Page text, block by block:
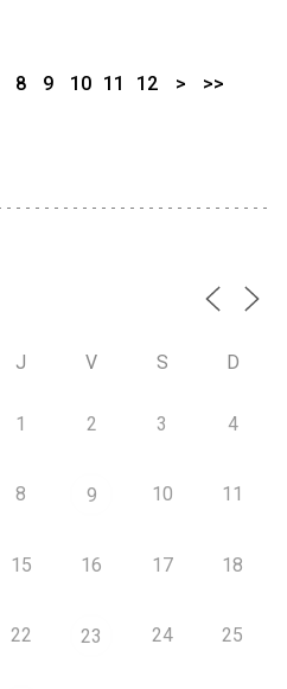
8 9 10 11 12 > >>
J V S D
1 2 3 4
8 9 10 11
15 16 17 18
22 23 24 25